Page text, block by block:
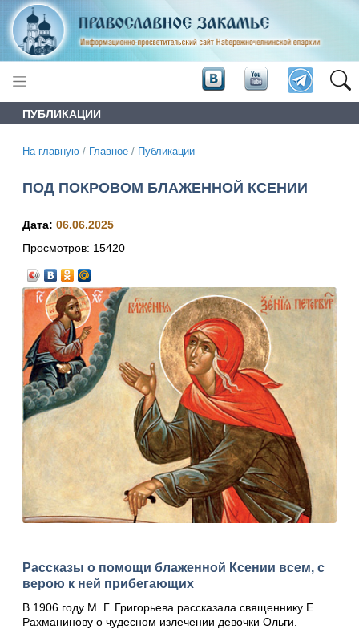
ПУБЛИКАЦИИ
На главную / Главное / Публикации
ПОД ПОКРОВОМ БЛАЖЕННОЙ КСЕНИИ
Дата: 06.06.2025
Просмотров: 15420
Рассказы о помощи блаженной Ксении всем, с
верою к ней прибегающих
В 1906 году М. Г. Григорьева рассказала свя­щеннику Е.
Рахманинову о чудесном излече­нии девочки Ольги.